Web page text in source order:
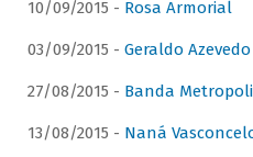
10/09/2015 - Rosa Armorial
03/09/2015 - Geraldo
27/08/2015 - Banda
13/08/2015 - Naná